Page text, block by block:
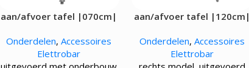
aan/afvoer tafel |070cm|
Onderdelen, Accessoires
Elettrobar
aan/afvoer tafel |120cm|
Onderdelen, Accessoires
Elettrobar